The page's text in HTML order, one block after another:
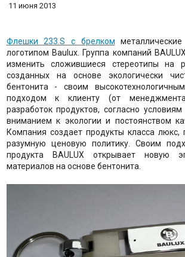
11 июня 2013
Флешки 233.S с брелком
логотипом Baulux. Группа компаний
изменить сложившиеся стереотипы на
созданных на основе экологически
бентонита - своим
подходом к клиенту (от
разработок продуктов, согласно
вниманием к экологии и постоянством
Компания создает продукты класса люкс,
разумную ценовую политику. Своим
продукта BAULUX открывает новую
материалов на основе бентонита.